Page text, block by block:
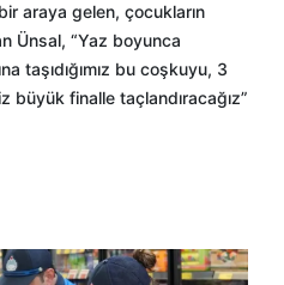
araya gelen, çocukların
Ünsal, “Yaz boyunca
taşıdığımız bu coşkuyu, 3
büyük finalle taçlandıracağız”